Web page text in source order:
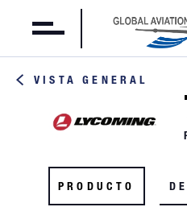
VISTA GENERAL
PRODUCTO